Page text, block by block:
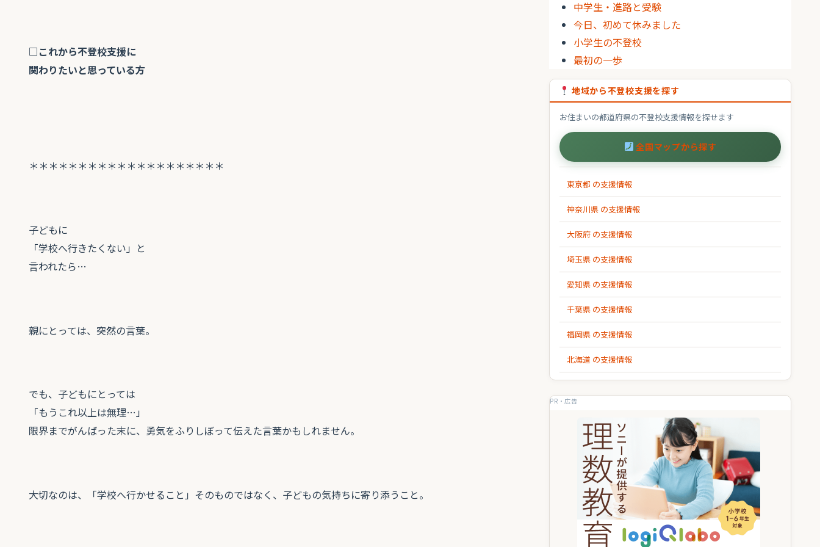
□これから不登校支援に
関わりたいと思っている方
＊＊＊＊＊＊＊＊＊＊＊＊＊＊＊＊＊＊＊＊
子どもに
「学校へ行きたくない」と
言われたら…
親にとっては、突然の言葉。
でも、子どもにとっては
「もうこれ以上は無理…」
限界までがんばった末に、勇気をふりしぼって伝えた言葉かもしれません。
大切なのは、「学校へ行かせること」そのものではなく、子どもの気持ちに寄り添うこと。
中学生・進路と受験
今日、初めて休みました
小学生の不登校
最初の一歩
地域から不登校支援を探す
お住まいの都道府県の不登校支援情報を探せます
全国マップから探す
東京都 の支援情報
神奈川県 の支援情報
大阪府 の支援情報
埼玉県 の支援情報
愛知県 の支援情報
千葉県 の支援情報
福岡県 の支援情報
北海道 の支援情報
PR・広告